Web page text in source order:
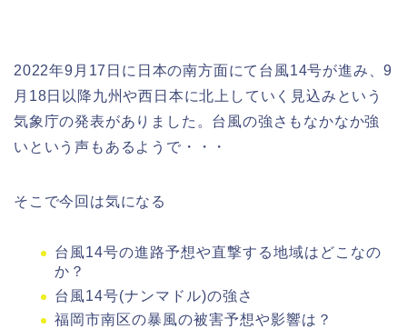
2022年9月17日に日本の南方面にて台風14号が進み、9
月18日以降九州や西日本に北上していく見込みという
気象庁の発表がありました。台風の強さもなかなか強
いという声もあるようで・・・
そこで今回は気になる
台風14号の進路予想や直撃する地域はどこなの
か？
台風14号(ナンマドル)の強さ
福岡市南区の暴風の被害予想や影響は？